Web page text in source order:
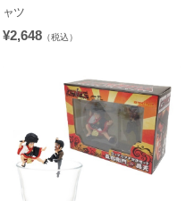
ャツ
¥2,648 （税込）